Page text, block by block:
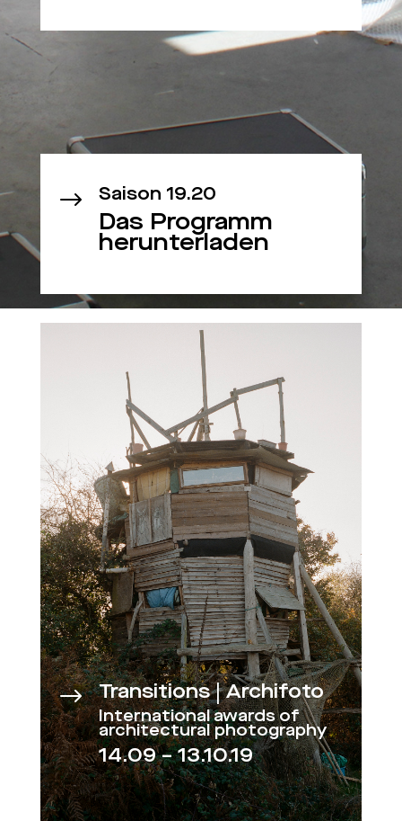
$ Saison 19.20
Das Programm
herunterladen
$ Transitions | Archifoto
International awards of
architectural photography
14.09 – 13.10.19